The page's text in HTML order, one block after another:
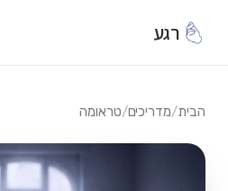
רגע
הבית/מדריכים/טראומה